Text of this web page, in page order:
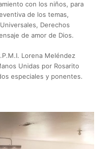
con los niños, para
de los temas,
Derechos
de amor de Dios.
Lorena Meléndez
Unidas por Rosarito
especiales y ponentes.